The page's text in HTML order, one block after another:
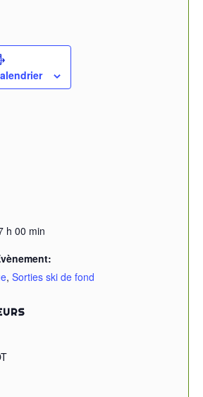
h 00 min
, Sorties ski de fond